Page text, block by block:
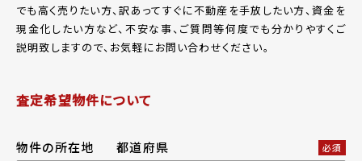
でも高く売りたい方、訳あってすぐに不動産を手放したい方、資金を
現金化したい方など、 不安な事、ご質問等何度でも分かりやすくご
説明致しますので、お気軽にお問い合わせください。
査定希望物件について
物件の所在地 都道府県 必須